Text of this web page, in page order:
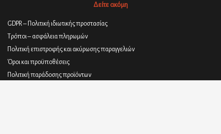
Δείτε ακόμη
GDPR – Πολιτική ιδιωτικής προστασίας
Τρόποι – ασφάλεια πληρωμών
Πολιτική επιστροφής και ακύρωσης παραγγελιών
Όροι και προϋποθέσεις
Πολιτική παράδοσης προϊόντων